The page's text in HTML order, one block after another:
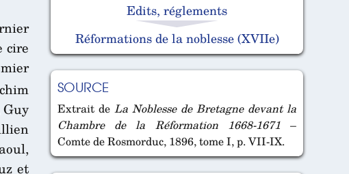
Edits, réglements
Réformations de la noblesse (XVIIe)
SOURCE
Extrait de La Noblesse de Bretagne devant la
Chambre de la Réformation 1668-1671–
Comte de Rosmorduc, 1896, tome I, p. VII-IX.
cire
et